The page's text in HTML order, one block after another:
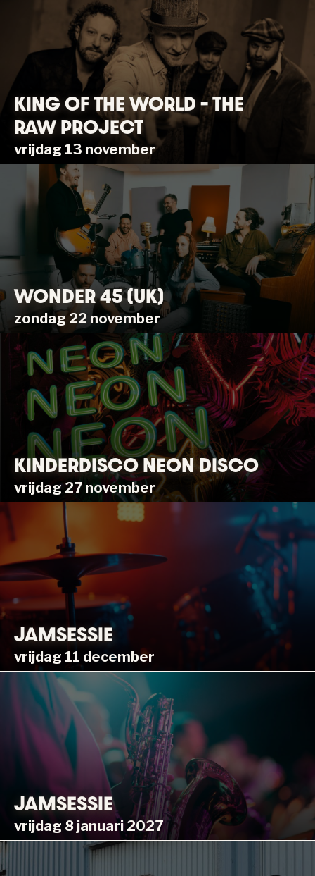
KING OF THE WORLD – THE
RAW PROJECT
vrijdag 13 november
WONDER 45 (UK)
zondag 22 november
KINDERDISCO NEON DISCO
vrijdag 27 november
JAMSESSIE
vrijdag 11 december
JAMSESSIE
vrijdag 8 januari 2027